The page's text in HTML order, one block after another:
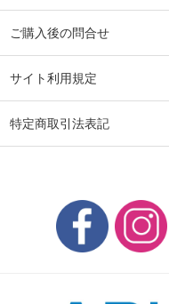
ご購入後の問合せ
サイト利用規定
特定商取引法表記